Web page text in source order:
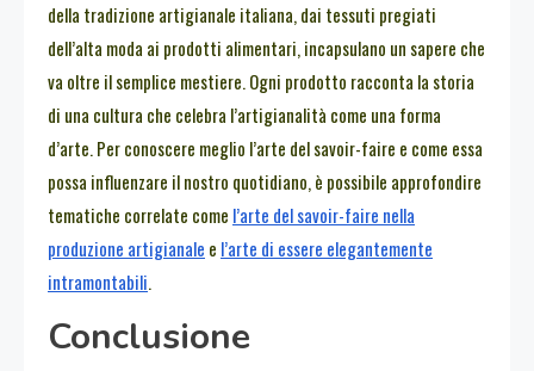
della tradizione artigianale italiana, dai tessuti pregiati
dell’alta moda ai prodotti alimentari, incapsulano un sapere che
va oltre il semplice mestiere. Ogni prodotto racconta la storia
di una cultura che celebra l’artigianalità come una forma
d’arte. Per conoscere meglio l’arte del savoir-faire e come essa
possa influenzare il nostro quotidiano, è possibile approfondire
tematiche correlate come l’arte del savoir-faire nella
produzione artigianale e l’arte di essere elegantemente
intramontabili.
Conclusione